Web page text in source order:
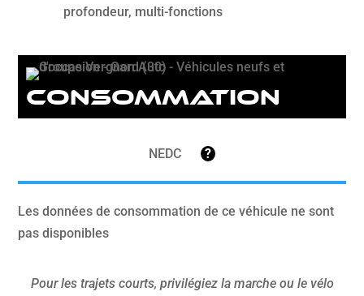
profondeur, multi-fonctions
Consommation
NEDC ?
Les données de consommation de ce véhicule ne sont
pas disponibles
Pour les trajets courts, privilégiez la marche ou le vélo